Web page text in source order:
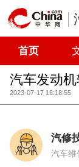
首页
汽车发动
2023-07-17 16:18:55
汽修
汽车维